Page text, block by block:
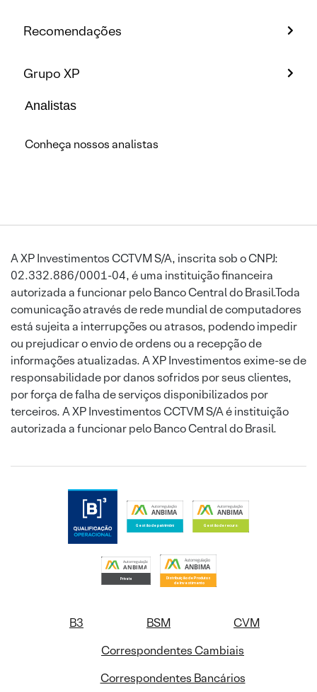
Recomendações
Grupo XP
Analistas
Conheça nossos analistas
A XP Investimentos CCTVM S/A, inscrita sob o CNPJ:
02.332.886/0001-04, é uma instituição financeira
autorizada a funcionar pelo Banco Central do Brasil.Toda
comunicação através de rede mundial de computadores
está sujeita a interrupções ou atrasos, podendo impedir
ou prejudicar o envio de ordens ou a recepção de
informações atualizadas. A XP Investimentos exime-se de
responsabilidade por danos sofridos por seus clientes,
por força de falha de serviços disponibilizados por
terceiros. A XP Investimentos CCTVM S/A é instituição
autorizada a funcionar pelo Banco Central do Brasil.
B3 BSM
CVM
Correspondentes Cambiais
Correspondentes Bancários